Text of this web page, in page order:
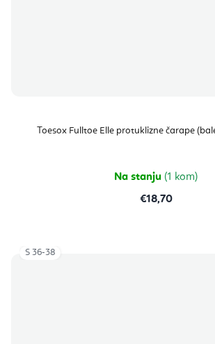
Toesox Fulltoe Elle protuklizne čarape
Na stanju (1 kom)
€18,70
S 36-38